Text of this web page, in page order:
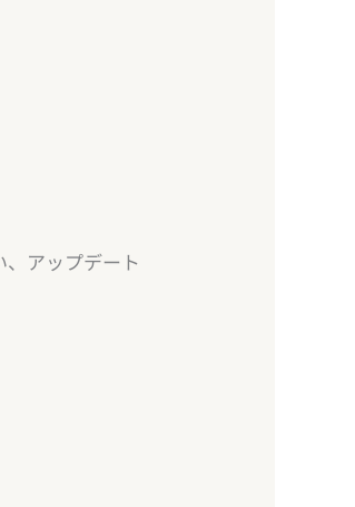
アップデート